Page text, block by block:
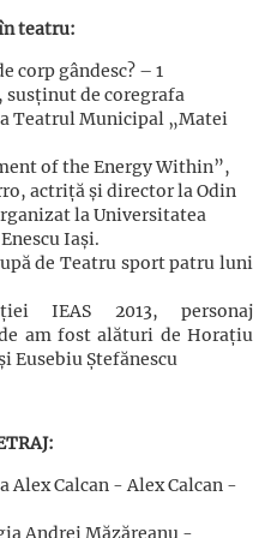
teatru:
corp gândesc? – 1
de coregrafa
Teatrul Municipal „Matei
of the Energy Within”,
actriță și director la Odin
la Universitatea
Iași.
de Teatru sport patru luni
IEAS 2013, personaj
am fost alături de Horațiu
Eusebiu Ștefănescu
Alex Calcan - Alex Calcan -